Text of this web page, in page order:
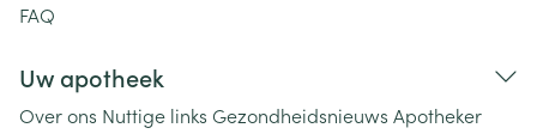
FAQ
Uw apotheek
Over ons Nuttige links Gezondheidsnieuws Apotheker